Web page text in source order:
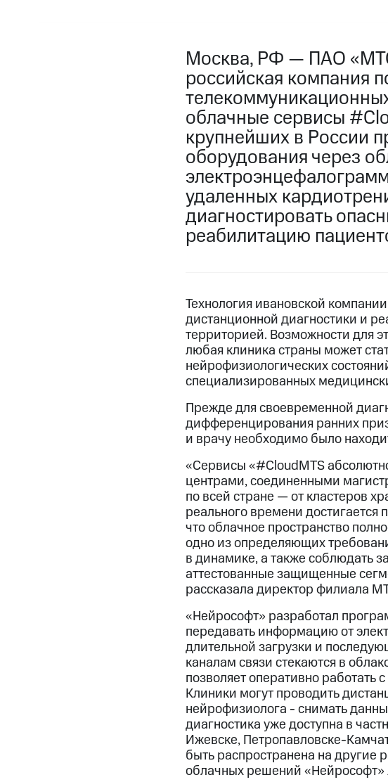
Москва, РФ — ПАО
российская компания
облачные сервисы
крупнейших в России
оборудования через
удаленных
диагностировать
реабилитацию
Технология ивановской
дистанционной диагностики и
территорией. Возможности для
любая клиника страны может
нейрофизиологических
специализированных
Прежде для своевременной
дифференцирования ранних
и врачу необходимо было
«Сервисы «#CloudМТS
центрами, соединенными
по всей стране — от кластеров
реального времени
что облачное пространство
одно из определяющих
в динамике, а также соблюдать
аттестованные защищенные
рассказала директор филиала
«Нейрософт» разработал
передавать информацию от
длительной загрузки и
каналам связи стекаются в
позволяет оперативно
Клиники могут проводить
нейрофизиолога - снимать
диагностика уже доступна в
Ижевске, Петропавловске-
быть распространена на другие
облачных решений «Нейрософт»